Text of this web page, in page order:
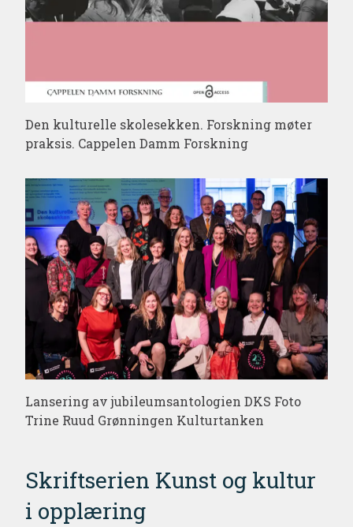
Den kulturelle skolesekken. Forskning møter
praksis. Cappelen Damm Forskning
Lansering av jubileumsantologien DKS Foto
Trine Ruud Grønningen Kulturtanken
Skriftserien Kunst og kultur
i opplæring